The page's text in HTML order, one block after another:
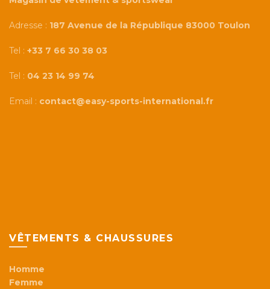
Adresse : 187 Avenue de la République 83000 Toulon
Tel : +33 7 66 30 38 03
Tel : 04 23 14 99 74
Email : contact@easy-sports-international.fr
VÊTEMENTS & CHAUSSURES
Homme
Femme